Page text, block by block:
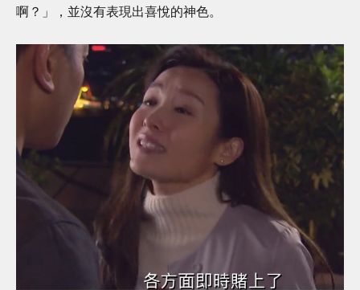
啊？」，並沒有表現出喜悅的神色。